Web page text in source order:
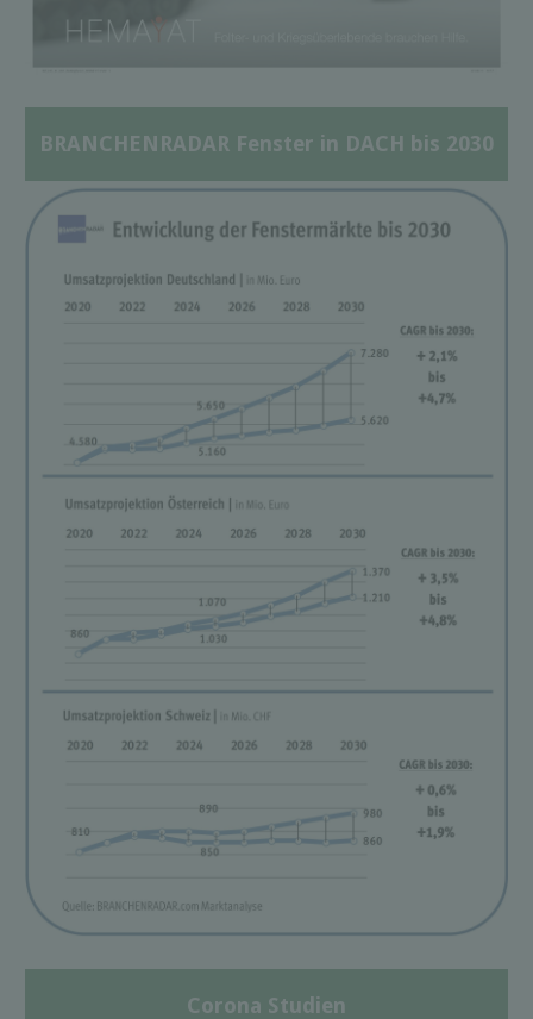
BRANCHENRADAR Fenster in DACH bis 2030
Corona Studien